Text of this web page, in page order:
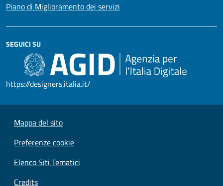
Piano di Miglioramento dei servizi
SEGUICI SU
https://designers.italia.it/
Mappa del sito
Preferenze cookie
Elenco Siti Tematici
Credits